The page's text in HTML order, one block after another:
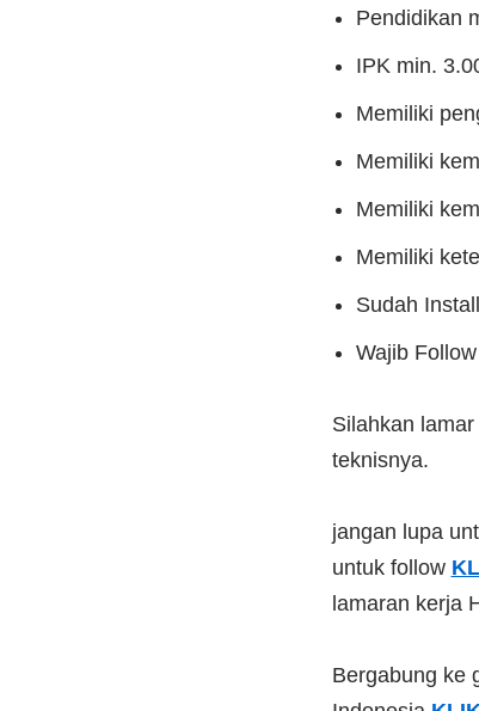
Pendidikan
IPK min.
Memiliki
Memiliki
Memiliki
Memiliki
Sudah
Wajib Follow
Silahkan
teknisnya.
jangan lupa
untuk follow
lamaran kerja
Bergabung ke